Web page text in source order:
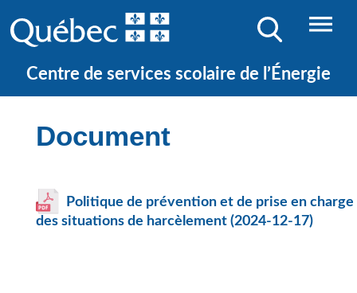
Centre de services scolaire de l’Énergie
Document
Politique de prévention et de prise en charge
des situations de harcèlement (2024-12-17)